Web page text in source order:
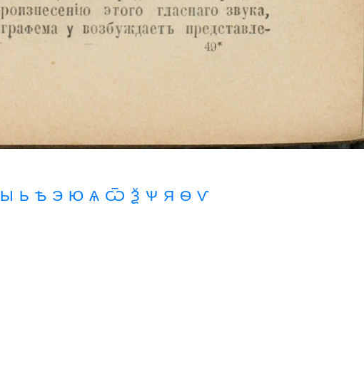
Ы Ь Ѣ Э Ю Ѧ Ѿ Ѯ Ѱ Я Ѳ Ѵ